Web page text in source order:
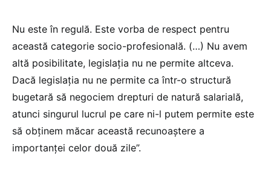
Nu este în regulă. Este vorba de respect pentru
această categorie socio-profesională. (…) Nu avem
altă posibilitate, legislația nu ne permite altceva.
Dacă legislația nu ne permite ca într-o structură
bugetară să negociem drepturi de natură salarială,
atunci singurul lucrul pe care ni-l putem permite este
să obținem măcar această recunoaștere a
importanței celor două zile”.